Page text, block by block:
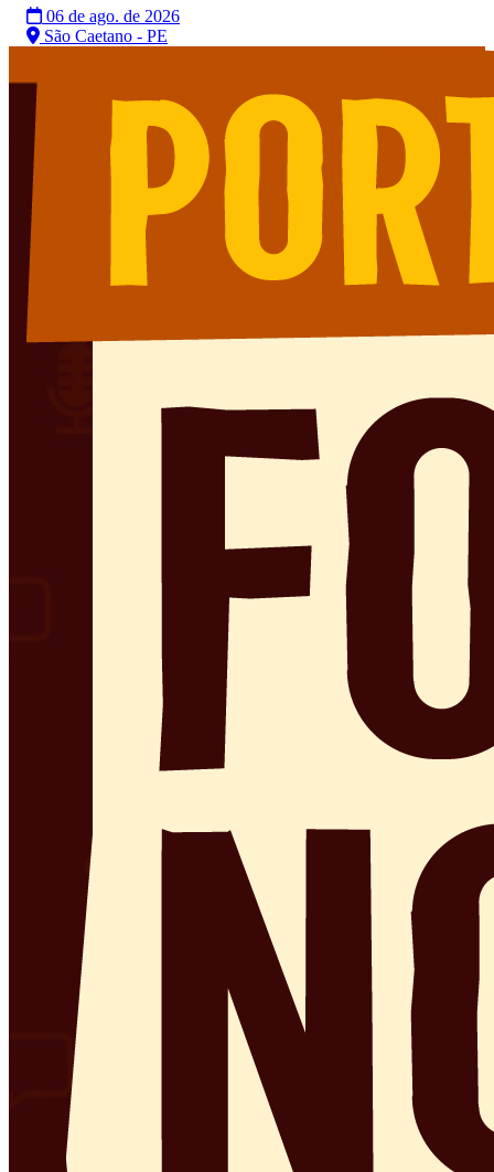
06 de ago. de 2026
São Caetano - PE